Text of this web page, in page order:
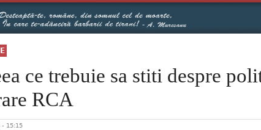
ce trebuie sa stiti despre
RCA
- 15:15